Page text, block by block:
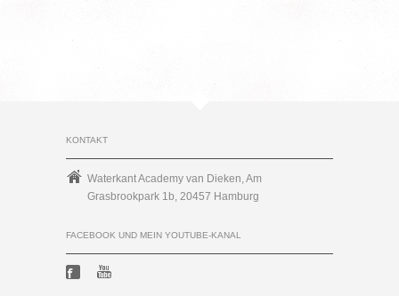
KONTAKT
Waterkant Academy van Dieken, Am
Grasbrookpark 1b, 20457 Hamburg
FACEBOOK UND MEIN YOUTUBE-KANAL